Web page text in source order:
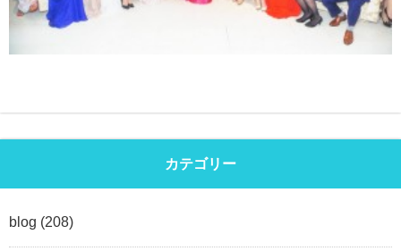
カテゴリー
blog (208)